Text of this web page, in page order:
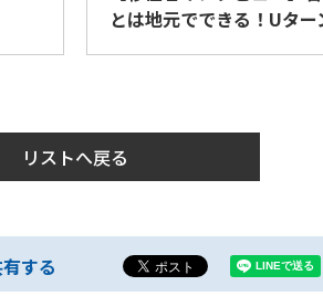
とは地元でできる！Uタ
リストへ戻る
する